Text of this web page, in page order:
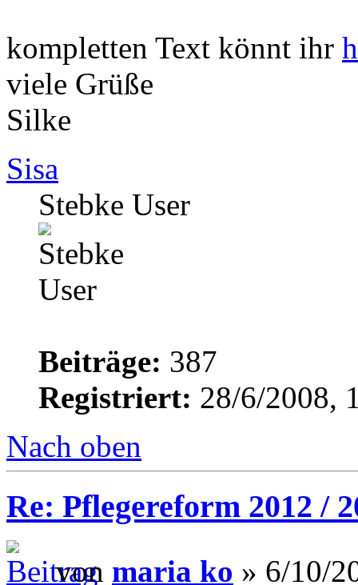
kompletten Text könnt ihr
viele Grüße
Silke
Sisa
Stebke User
Beiträge: 387
Registriert: 28/6/2008,
Nach oben
Re: Pflegereform 2012 /
von maria ko » 6/10/